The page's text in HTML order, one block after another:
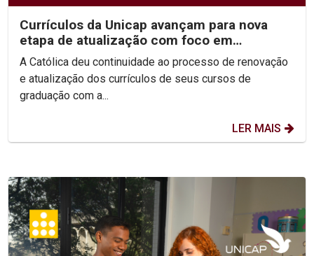
Currículos da Unicap avançam para nova
etapa de atualização com foco em
competências e habilidades
A Católica deu continuidade ao processo de renovação
e atualização dos currículos de seus cursos de
graduação com a...
LER MAIS